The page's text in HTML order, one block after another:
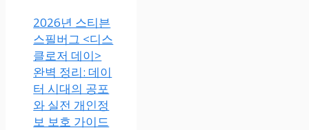
2026년 스티븐
스필버그 <디스
클로저 데이>
완벽 정리: 데이
터 시대의 공포
와 실전 개인정
보 보호 가이드